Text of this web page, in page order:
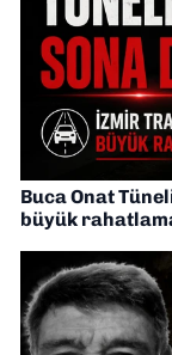
Buca Onat
büyük